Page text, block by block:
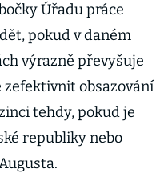
Úřadu práce
pokud v daném
výrazně převyšuje
zefektivnit obsazování
tehdy, pokud je
republiky nebo